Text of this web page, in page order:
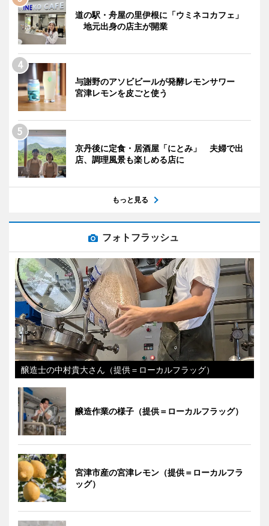
道の駅・舟屋の里伊根に「ウミネコカフェ」
地元出身の店主が開業
与謝野のアソビビールが発酵レモンサワー
宮津レモンを皮ごと使う
京丹後に定食・居酒屋「にとみ」 夫婦で出
店、調理風景も楽しめる店に
もっと見る
フォトフラッシュ
醸造士の中村貴大さん（提供＝ローカルフラッグ）
醸造作業の様子（提供＝ローカルフラッグ）
宮津市産の宮津レモン（提供＝ローカルフラ
ッグ）